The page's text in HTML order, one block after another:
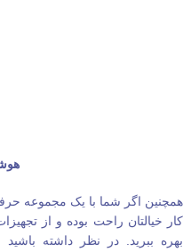
همچنین اگر شما با یک مجموعه
کار خیالتان راحت بوده و از
بهره ببرید. در نظر داشته